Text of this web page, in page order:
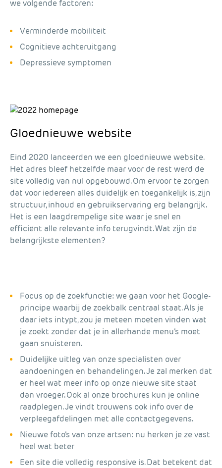
we volgende factoren:
Verminderde mobiliteit
Cognitieve achteruitgang
Depressieve symptomen
Gloednieuwe website
Eind 2020 lanceerden we een gloednieuwe website.
Het adres bleef hetzelfde maar voor de rest werd de
site volledig van nul opgebouwd. Om ervoor te zorgen
dat voor iedereen alles duidelijk en toegankelijk is, zijn
structuur, inhoud en gebruikservaring erg belangrijk.
Het is een laagdrempelige site waar je snel en
efficiënt alle relevante info terugvindt. Wat zijn de
belangrijkste elementen?
Focus op de zoekfunctie: we gaan voor het Google-
principe waarbij de zoekbalk centraal staat. Als je
daar iets intypt, zou je meteen moeten vinden wat
je zoekt zonder dat je in allerhande menu’s moet
gaan snuisteren.
Duidelijke uitleg van onze specialisten over
aandoeningen en behandelingen. Je zal merken dat
er heel wat meer info op onze nieuwe site staat
dan vroeger. Ook al onze brochures kun je online
raadplegen. Je vindt trouwens ook info over de
verpleegafdelingen met alle contactgegevens.
Nieuwe foto’s van onze artsen: nu herken je ze vast
heel wat beter
Een site die volledig responsive is. Dat betekent dat